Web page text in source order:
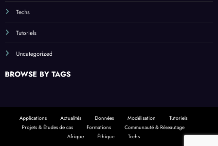
Techs
Tutoriels
Uncategorized
BROWSE BY TAGS
Applications Actualités Données Modélisation
Tutoriels
Projets & Études de cas
Formations
Communauté & Réseautage
Afrique
Éthique Techs